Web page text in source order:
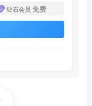
钻石会员 免费